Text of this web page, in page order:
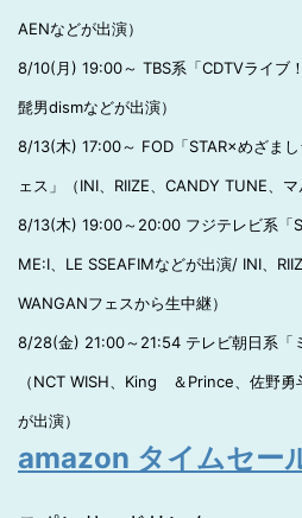
AENなどが出演）
8/10(月) 19:00～ TBS系「CDTVライブ
髭男dismなどが出演）
8/13(木) 17:00～ FOD「STAR×めざま
ェス」（INI、RIIZE、CANDY TUNE、マ
8/13(木) 19:00～20:00 フジテレビ系「
ME:I、LE SSEAFIMなどが出演/ INI、
WANGANフェスから生中継）
8/28(金) 21:00～21:54 テレビ朝日系「
（NCT WISH、King ＆Prince、佐野
が出演）
amazon タイムセー